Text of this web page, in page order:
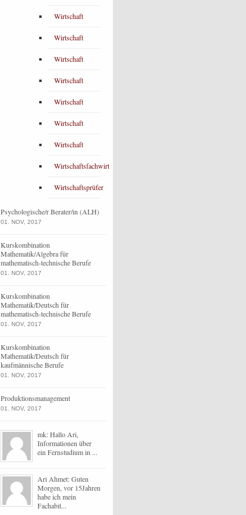
Wirtschaft
Wirtschaft
Wirtschaft
Wirtschaft
Wirtschaft
Wirtschaft
Wirtschaft
Wirtschaftsfachwirt
Wirtschaftsprüfer
Psychologische/r Berater/in (ALH)
01. NOV, 2017
Kurskombination
Mathematik/Algebra für
mathematisch-technische Berufe
01. NOV, 2017
Kurskombination
Mathematik/Deutsch für
mathematisch-technische Berufe
01. NOV, 2017
Kurskombination
Mathematik/Deutsch für
kaufmännische Berufe
01. NOV, 2017
Produktionsmanagement
01. NOV, 2017
mk: Hallo Ari,
Informationen über
ein Fernstudium in ...
Ari Ahmet: Guten
Morgen, vor 15Jahren
habe ich mein
Fachabit...